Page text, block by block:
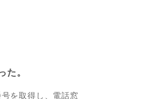
た。
を取得し、電話窓